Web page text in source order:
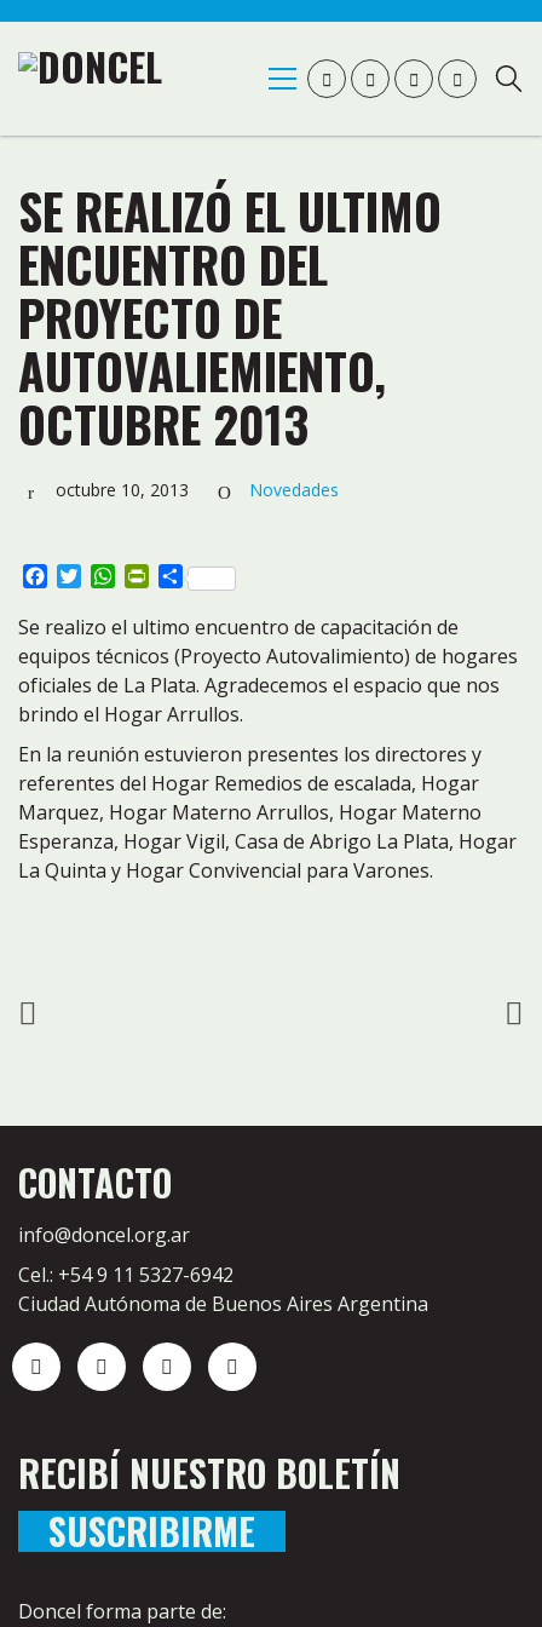
SE REALIZÓ EL ULTIMO
ENCUENTRO DEL
PROYECTO DE
AUTOVALIEMIENTO,
OCTUBRE 2013
octubre 10, 2013 Novedades
Facebook
TwitterWhatsApp
PrintFriendly
Compartir
Se realizo el ultimo encuentro de capacitación de
equipos técnicos (Proyecto Autovalimiento) de hogares
oficiales de La Plata. Agradecemos el espacio que nos
brindo el Hogar Arrullos.
En la reunión estuvieron presentes los directores y
referentes del Hogar Remedios de escalada, Hogar
Marquez, Hogar Materno Arrullos, Hogar Materno
Esperanza, Hogar Vigil, Casa de Abrigo La Plata, Hogar
La Quinta y Hogar Convivencial para Varones.
CONTACTO
info@doncel.org.ar
Cel.: +54 9 11 5327-6942
Ciudad Autónoma de Buenos Aires Argentina
RECIBÍ NUESTRO BOLETÍN
SUSCRIBIRME
Doncel forma parte de: